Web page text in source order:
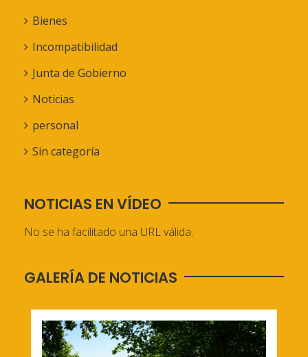
Bienes
Incompatibilidad
Junta de Gobierno
Noticias
personal
Sin categoría
NOTICIAS EN VÍDEO
No se ha facilitado una URL válida.
GALERÍA DE NOTICIAS